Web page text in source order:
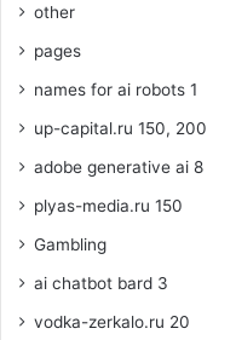
other
pages
names for ai robots 1
up-capital.ru 150, 200
adobe generative ai 8
plyas-media.ru 150
Gambling
ai chatbot bard 3
vodka-zerkalo.ru 20